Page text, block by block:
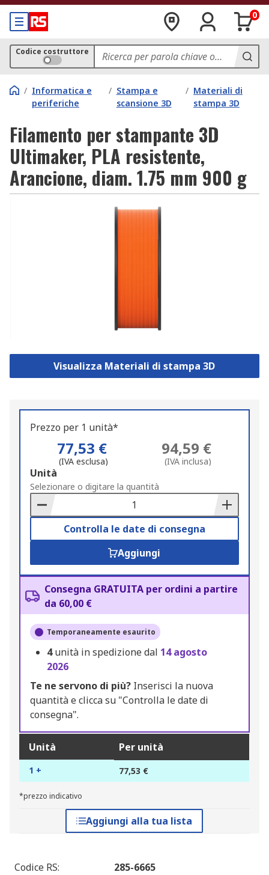
0
Codice costruttore
/ Informatica e
periferiche
/ Stampa e
scansione 3D
/ Materiali di
stampa 3D
Filamento per stampante 3D
Ultimaker, PLA resistente,
Arancione, diam. 1.75 mm 900 g
Visualizza Materiali di stampa 3D
Prezzo per 1 unità*
77,53 €
(IVA esclusa)
94,59 €
(IVA inclusa)
Add
to
Basket
Unità
Selezionare o digitare la quantità
Controlla le date di consegna
Aggiungi
Consegna GRATUITA per ordini a partire
da 60,00 €
Temporaneamente esaurito
4unità in spedizione dal 14 agosto
2026
Te ne servono di più? Inserisci la nuova
quantità e clicca su "Controlla le date di
consegna".
Unità Per unità
1 + 77,53 €
*prezzo indicativo
Aggiungi alla tua lista
Codice RS:
285-6665